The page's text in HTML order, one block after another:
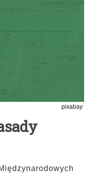
pixabay